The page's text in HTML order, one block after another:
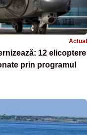
Actual
12 elicoptere
prin programul